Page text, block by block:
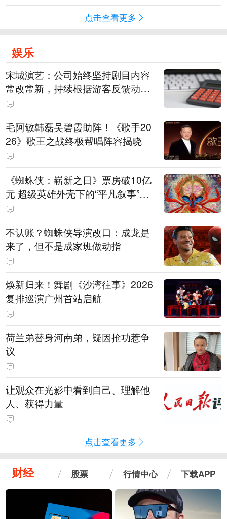
点击查看更多
娱乐
宋城演艺：公司始终坚持剧目内容
常改常新，持续根据游客反馈动态
优化节目配比
毛阿敏韩磊吴碧霞助阵！《歌手20
26》歌王之战终极帮唱阵容揭晓
《蜘蛛侠：崭新之日》票房破10亿
元 超级英雄外壳下的“平凡叙事”打
动人心
不认账？蜘蛛侠导演改口：成龙是
来了，但不是成家班做动指
焕新归来！舞剧《沙湾往事》2026
复排巡演广州首站启航
荷兰弟替身河南弟，疑因抢功惹争
议
让观众在光影中看到自己、理解他
人、获得力量
点击查看更多
财经 股票 行情中心 下载APP